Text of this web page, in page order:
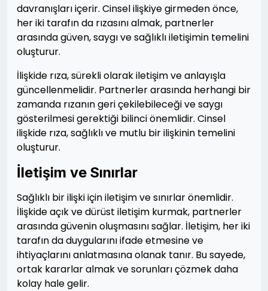
davranışları içerir. Cinsel ilişkiye girmeden önce,
her iki tarafın da rızasını almak, partnerler
arasında güven, saygı ve sağlıklı iletişimin temelini
oluşturur.
İlişkide rıza, sürekli olarak iletişim ve anlayışla
güncellenmelidir. Partnerler arasında herhangi bir
zamanda rızanın geri çekilebileceği ve saygı
gösterilmesi gerektiği bilinci önemlidir. Cinsel
ilişkide rıza, sağlıklı ve mutlu bir ilişkinin temelini
oluşturur.
İletişim ve Sınırlar
Sağlıklı bir ilişki için iletişim ve sınırlar önemlidir.
İlişkide açık ve dürüst iletişim kurmak, partnerler
arasında güvenin oluşmasını sağlar. İletişim, her iki
tarafın da duygularını ifade etmesine ve
ihtiyaçlarını anlatmasına olanak tanır. Bu sayede,
ortak kararlar almak ve sorunları çözmek daha
kolay hale gelir.